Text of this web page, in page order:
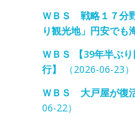
ＷＢＳ 戦略１７分
り観光地」円安でも
ＷＢＳ 【39年半ぶ
行】
（2026-06-23）
ＷＢＳ 大戸屋が復
06-22）